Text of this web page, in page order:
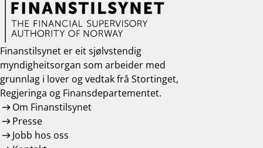
Finanstilsynet er eit sjølvstendig
myndigheitsorgan som arbeider med
grunnlag i lover og vedtak frå Stortinget,
Regjeringa og Finansdepartementet.
Om Finanstilsynet
Presse
Jobb hos oss